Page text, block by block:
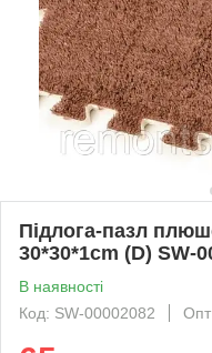
Підлога-пазл
30*30*1cm (D) SW-
В наявності
Код: SW-00002082
Опт